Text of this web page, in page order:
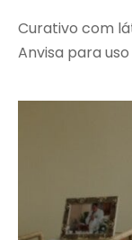
Curativo com
Anvisa para uso